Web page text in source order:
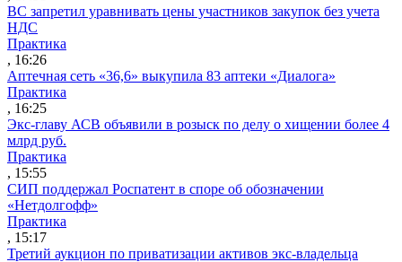
ВС запретил уравнивать цены участников закупок без учета
НДС
Практика
, 16:26
Аптечная сеть «36,6» выкупила 83 аптеки «Диалога»
Практика
, 16:25
Экс-главу АСВ объявили в розыск по делу о хищении более 4
млрд руб.
Практика
, 15:55
СИП поддержал Роспатент в споре об обозначении
«Нетдолгофф»
Практика
, 15:17
Третий аукцион по приватизации активов экс-владельца